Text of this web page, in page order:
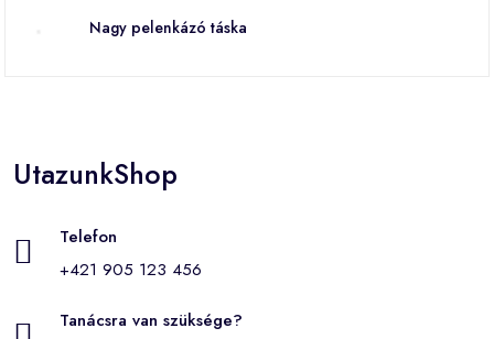
Nagy pelenkázó táska
UtazunkShop
Telefon
+421 905 123 456
Tanácsra van szüksége?